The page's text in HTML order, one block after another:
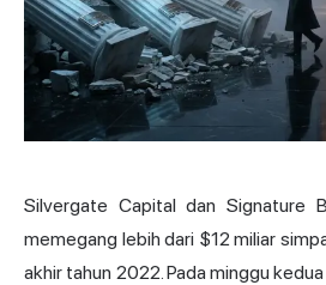
Silvergate Capital dan Signature
memegang lebih dari $12 miliar
akhir tahun 2022. Pada minggu